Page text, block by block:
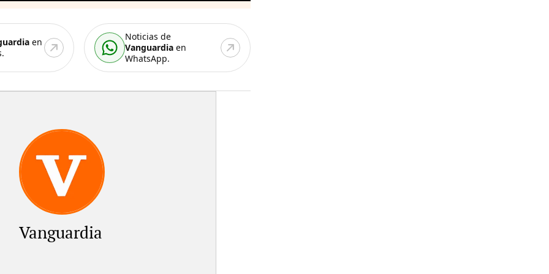
en
Noticias de
Vanguardia en
WhatsApp.
Vanguardia